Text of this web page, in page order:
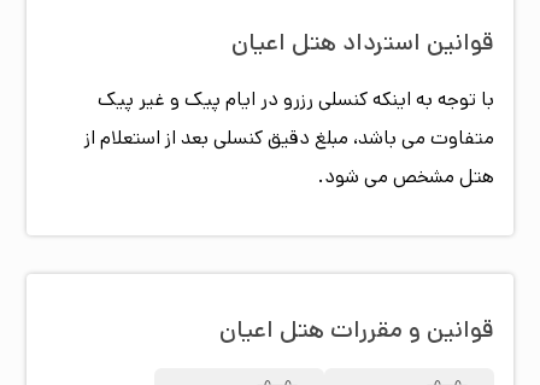
قوانین استرداد هتل اعیان
با توجه به اینکه کنسلی رزرو در ایام پیک و غیر پیک
متفاوت می باشد، مبلغ دقیق کنسلی بعد از استعلام از
هتل مشخص می شود.
قوانین و مقررات هتل اعیان